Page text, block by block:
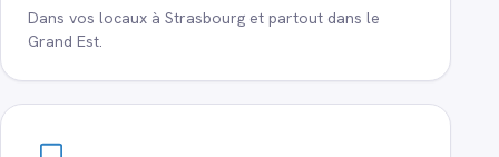
Dans vos locaux à Strasbourg et partout dans le
Grand Est.